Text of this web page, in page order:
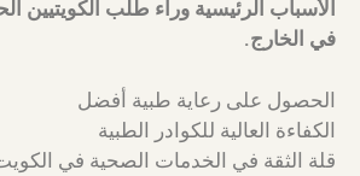
الأسباب الرئيسية وراء طلب الكويتيين
في الخارج.
الحصول على رعاية طبية أفضل
الكفاءة العالية للكوادر الطبية
قلة الثقة في الخدمات الصحية في